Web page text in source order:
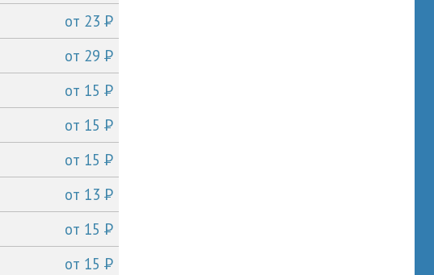
от 23P
от 29P
от 15P
от 15P
от 15P
от 13P
от 15P
от 15P